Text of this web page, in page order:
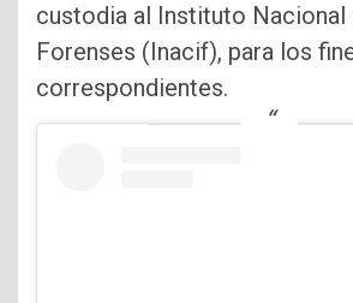
custodia al Instituto Nacional
Forenses (Inacif), para los
correspondientes.